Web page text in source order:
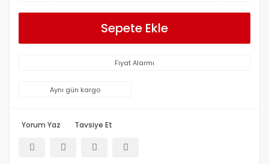
Sepete Ekle
Fiyat Alarmı
Aynı gün kargo
Yorum Yaz Tavsiye Et